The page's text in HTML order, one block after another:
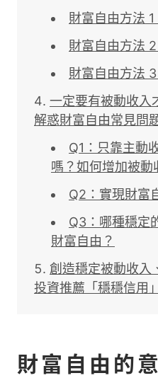
財富自由方法
財富自由方法
財富自由方法
一定要有被動收入
解惑財富自由常見問
Q1：只靠主動
嗎？如何增加被動
Q2：實現財富
Q3：哪種穩定
財富自由？
創造穩定被動收入
投資推薦「穩穩信用
財富自由的